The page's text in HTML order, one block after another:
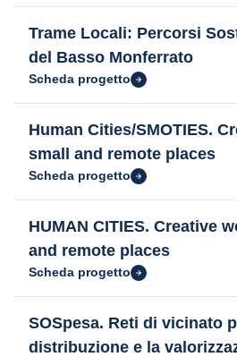
Trame Locali: Percorsi
del Basso Monferrato
Scheda progetto
Human Cities/SMOTIES.
small and remote places
Scheda progetto
HUMAN CITIES. Creative
and remote places
Scheda progetto
SOSpesa. Reti di vicinato
distribuzione e la